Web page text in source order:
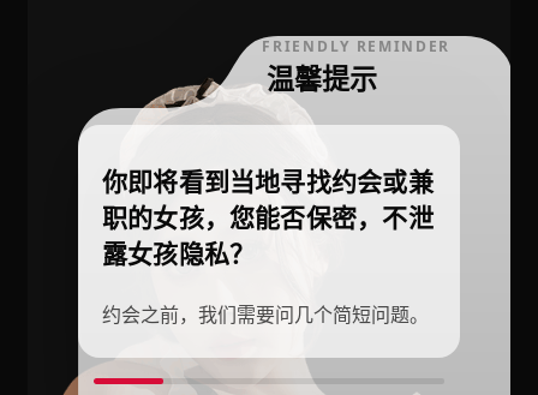
FRIENDLY REMINDER
温馨提示
你即将看到当地寻找约会或兼
职的女孩，您能否保密，不泄
露女孩隐私？
约会之前，我们需要问几个简短问题。